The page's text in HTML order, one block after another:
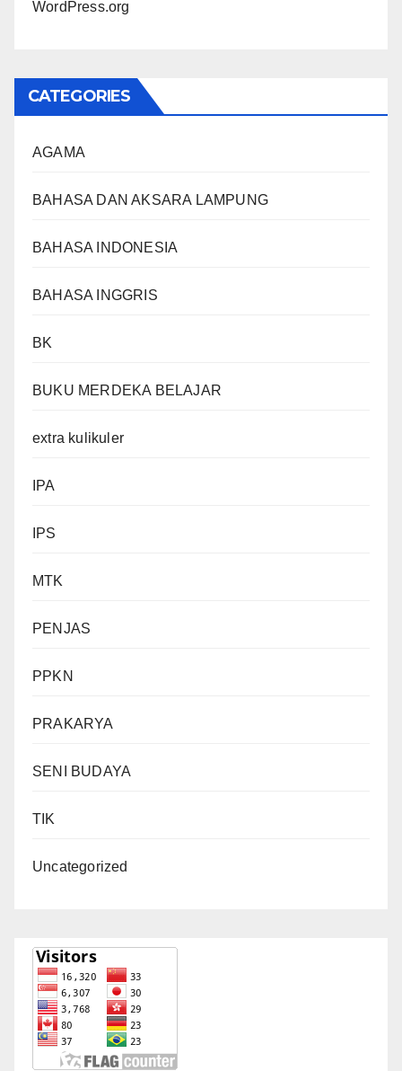
WordPress.org
CATEGORIES
AGAMA
BAHASA DAN AKSARA LAMPUNG
BAHASA INDONESIA
BAHASA INGGRIS
BK
BUKU MERDEKA BELAJAR
extra kulikuler
IPA
IPS
MTK
PENJAS
PPKN
PRAKARYA
SENI BUDAYA
TIK
Uncategorized